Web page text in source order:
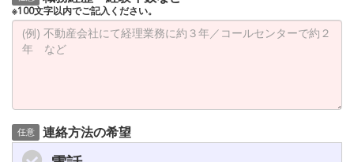
※100文字以内でご記入ください。
任意 連絡方法の希望